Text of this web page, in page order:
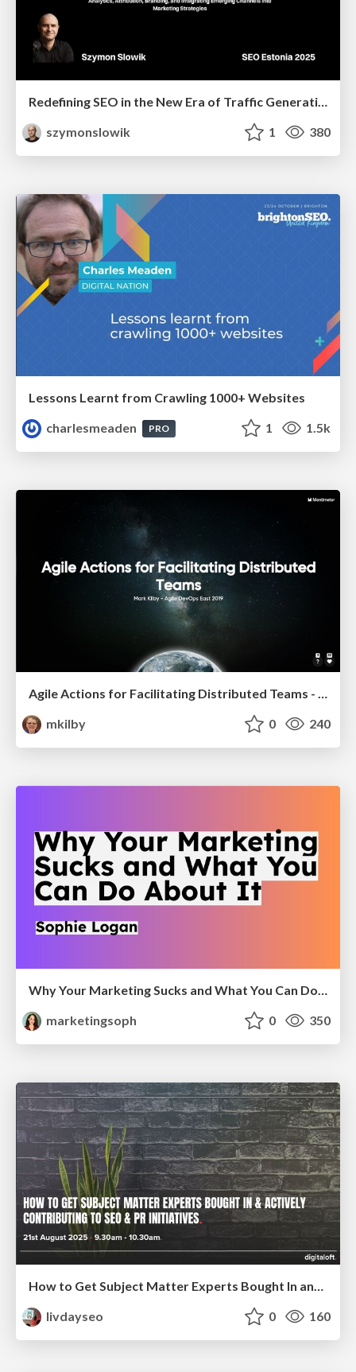
szymonslowik
1 380
Lessons Learnt from Crawling 1000+ Websites
charlesmeaden
PRO 1 1.5k
Agile Actions for Facilitating Distributed Teams - ADO2019
mkilby
0 240
Why Your Marketing Sucks and What You Can Do About It - Sophie Logan
marketingsoph
0 350
How to Get Subject Matter Experts Bought In and Actively Contributing to SEO & PR Initiatives.
livdayseo
0 160